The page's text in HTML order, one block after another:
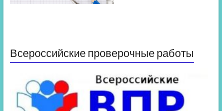
Всероссийские проверочные работы